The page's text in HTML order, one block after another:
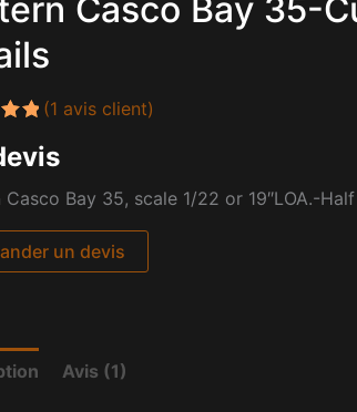
Casco Bay 35-
(1 avis client)
Casco Bay 35, scale 1/22 or 19″LOA.-
un devis
Avis (1)